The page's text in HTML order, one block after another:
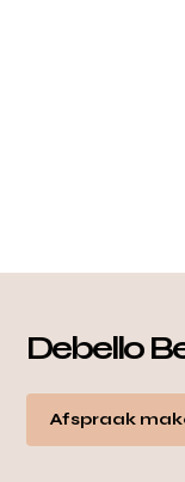
Debello
Afspraak